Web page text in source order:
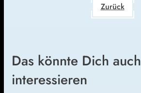
Zurück
Das könnte Dich auch
interessieren